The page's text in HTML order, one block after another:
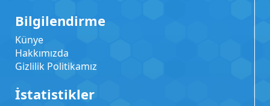
Bilgilendirme
Künye
Hakkımızda
Gizlilik Politikamız
İstatistikler